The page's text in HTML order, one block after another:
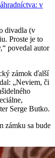
v
divadla (v
Proste je to
povedal autor
zámok ďalší
„Neviem, či
Serge Butko.
zámku sa bude